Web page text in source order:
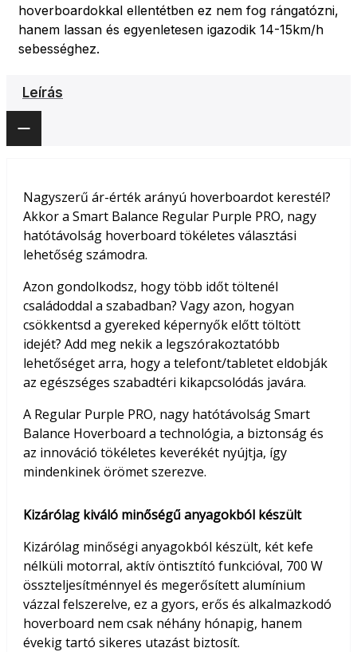
hoverboardokkal ellentétben ez nem fog rángatózni,
hanem lassan és egyenletesen igazodik 14-15km/h
sebességhez.
Leírás
Nagyszerű ár-érték arányú hoverboardot kerestél?
Akkor a Smart Balance Regular Purple PRO, nagy
hatótávolság hoverboard tökéletes választási
lehetőség számodra.
Azon gondolkodsz, hogy több időt töltenél
családoddal a szabadban? Vagy azon, hogyan
csökkentsd a gyereked képernyők előtt töltött
idejét? Add meg nekik a legszórakoztatóbb
lehetőséget arra, hogy a telefont/tabletet eldobják
az egészséges szabadtéri kikapcsolódás javára.
A Regular Purple PRO, nagy hatótávolság Smart
Balance Hoverboard a technológia, a biztonság és
az innováció tökéletes keverékét nyújtja, így
mindenkinek örömet szerezve.
Kizárólag kiváló minőségű anyagokból készült
Kizárólag minőségi anyagokból készült, két kefe
nélküli motorral, aktív öntisztító funkcióval, 700 W
összteljesítménnyel és megerősített alumínium
vázzal felszerelve, ez a gyors, erős és alkalmazkodó
hoverboard nem csak néhány hónapig, hanem
évekig tartó sikeres utazást biztosít.